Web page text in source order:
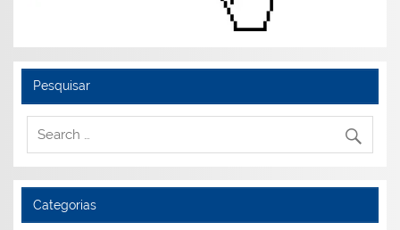
Pesquisar
Categorias